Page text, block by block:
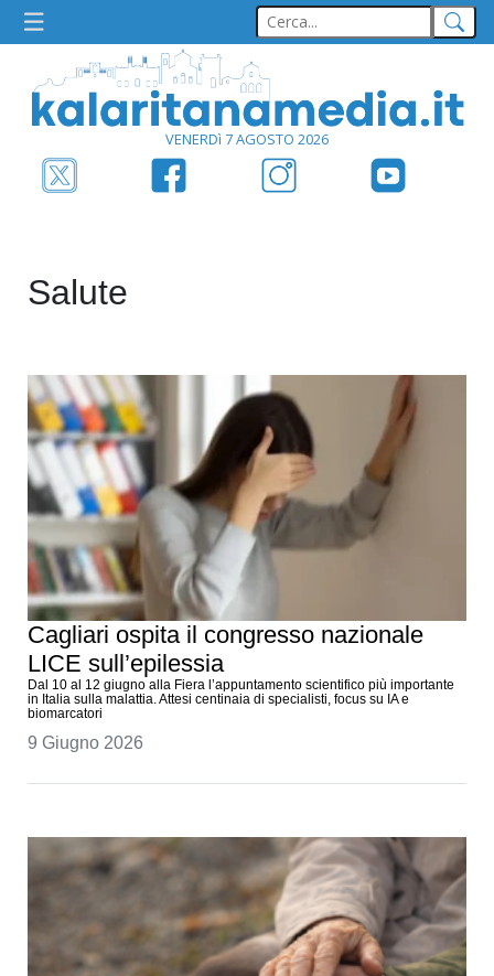
VENERDì 7 AGOSTO 2026
Salute
Cagliari ospita il congresso nazionale
LICE sull’epilessia
Dal 10 al 12 giugno alla Fiera l’appuntamento scientifico più importante
in Italia sulla malattia. Attesi centinaia di specialisti, focus su IA e
biomarcatori
9 Giugno 2026